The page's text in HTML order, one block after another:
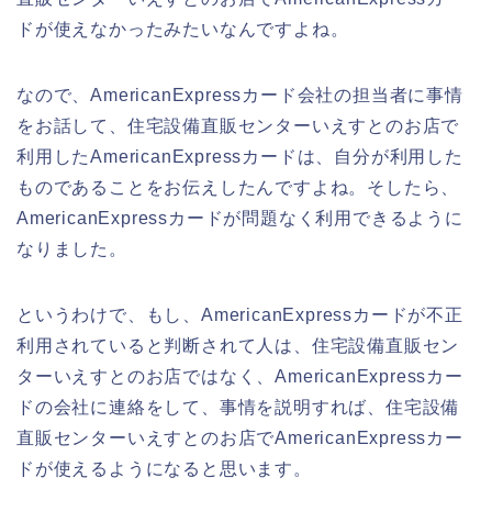
ドが使えなかったみたいなんですよね。
なので、AmericanExpressカード会社の担当者に事情
をお話して、住宅設備直販センターいえすとのお店で
利用したAmericanExpressカードは、自分が利用した
ものであることをお伝えしたんですよね。そしたら、
AmericanExpressカードが問題なく利用できるように
なりました。
というわけで、もし、AmericanExpressカードが不正
利用されていると判断されて人は、住宅設備直販セン
ターいえすとのお店ではなく、AmericanExpressカー
ドの会社に連絡をして、事情を説明すれば、住宅設備
直販センターいえすとのお店でAmericanExpressカー
ドが使えるようになると思います。